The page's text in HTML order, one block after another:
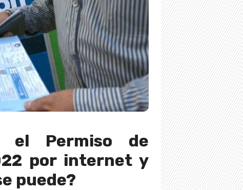
el Permiso de
por internet y
puede?